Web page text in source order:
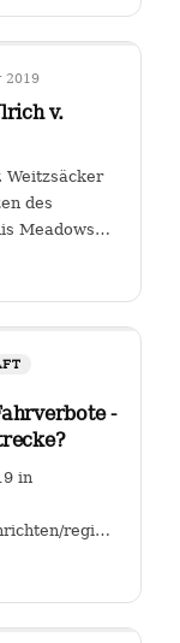
2019
v.
Weitzsäcker
des
Meadows
-
in
region/